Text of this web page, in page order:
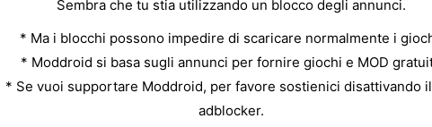
Sembra che tu stia utilizzando un blocco degli annunci.
* Ma i blocchi possono impedire di scaricare normalmente i
* Moddroid si basa sugli annunci per fornire giochi e MOD
* Se vuoi supportare Moddroid, per favore sostienici disattivando
adblocker.